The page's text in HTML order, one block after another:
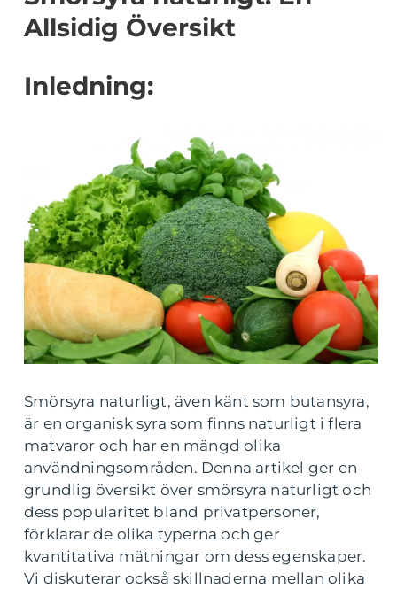
Allsidig Översikt
Inledning:
Smörsyra naturligt, även känt som butansyra,
är en organisk syra som finns naturligt i flera
matvaror och har en mängd olika
användningsområden. Denna artikel ger en
grundlig översikt över smörsyra naturligt och
dess popularitet bland privatpersoner,
förklarar de olika typerna och ger
kvantitativa mätningar om dess egenskaper.
Vi diskuterar också skillnaderna mellan olika